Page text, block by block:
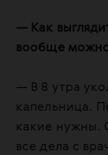
— Как
вообще можно
— В 8 утра
капельница.
какие нужны.
все дела с